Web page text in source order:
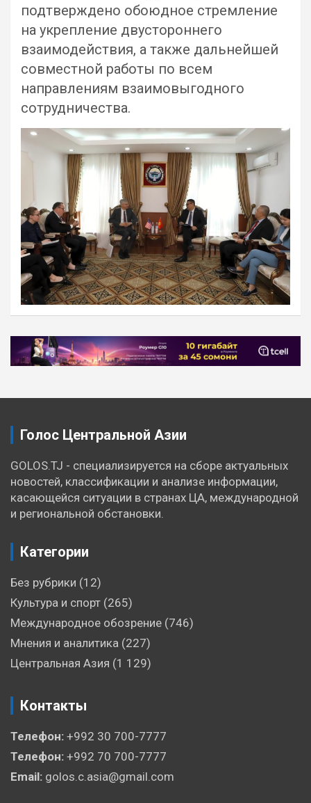
подтверждено обоюдное стремление
на укрепление двустороннего
взаимодействия, а также дальнейшей
совместной работы по всем
направлениям взаимовыгодного
сотрудничества.
Навигация
по
Голос Центральной Азии
GOLOS.TJ - специализируется на сборе актуальных
новостей, классификации и анализе информации,
касающейся ситуации в странах ЦА, международной
и региональной обстановки.
Категории
Без рубрики (12)
Культура и спорт (265)
Международное обозрение (746)
Мнения и аналитика (227)
Центральная Азия (1 129)
Контакты
Телефон: +992 30 700-7777
Телефон: +992 70 700-7777
Email: golos.c.asia@gmail.com